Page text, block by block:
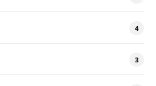
4
3